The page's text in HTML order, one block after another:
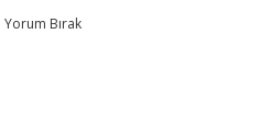
Yorum Bırak